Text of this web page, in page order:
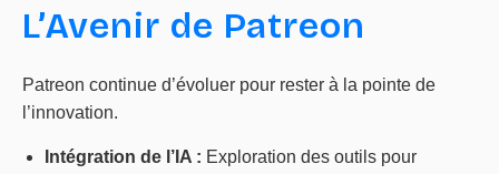
L’Avenir de Patreon
Patreon continue d’évoluer pour rester à la pointe de
l’innovation.
Intégration de l’IA : Exploration des outils pour